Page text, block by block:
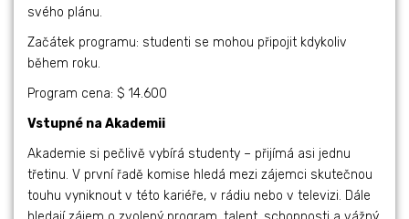
svého plánu.
Začátek programu: studenti se mohou připojit kdykoliv
během roku.
Program cena: $ 14.600
Vstupné na Akademii
Akademie si pečlivě vybírá studenty – přijímá asi jednu
třetinu. V první řadě komise hledá mezi zájemci skutečnou
touhu vyniknout v této kariéře, v rádiu nebo v televizi. Dále